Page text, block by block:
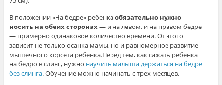
В положении «На бедре» ребенкаобязательно нужно
носить на обеих сторонах— и на левом, и на правом бедре
— примерно одинаковое количество времени. От этого
зависит не только осанка мамы, но и равномерное развитие
мышечного корсета ребенка.Перед тем, как сажать ребенка
на бедро в слинг, нужно научить малыша держаться на бедре
без слинга. Обучение можно начинать с трех месяцев.